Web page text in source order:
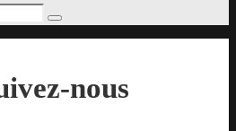
Rechercher
nous